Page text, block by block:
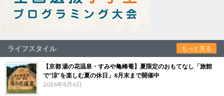
ライフスタイル もっと見る
【京都 湯の花温泉・すみや亀峰菴】夏限定のおもてなし「旅館
で“涼”を楽しむ夏の休日」8月末まで開催中
2026年8月6日